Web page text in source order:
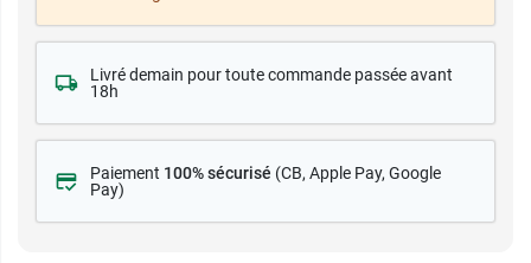
Livré demain pour toute commande passée avant
18h
Paiement 100% sécurisé (CB, Apple Pay, Google
Pay)